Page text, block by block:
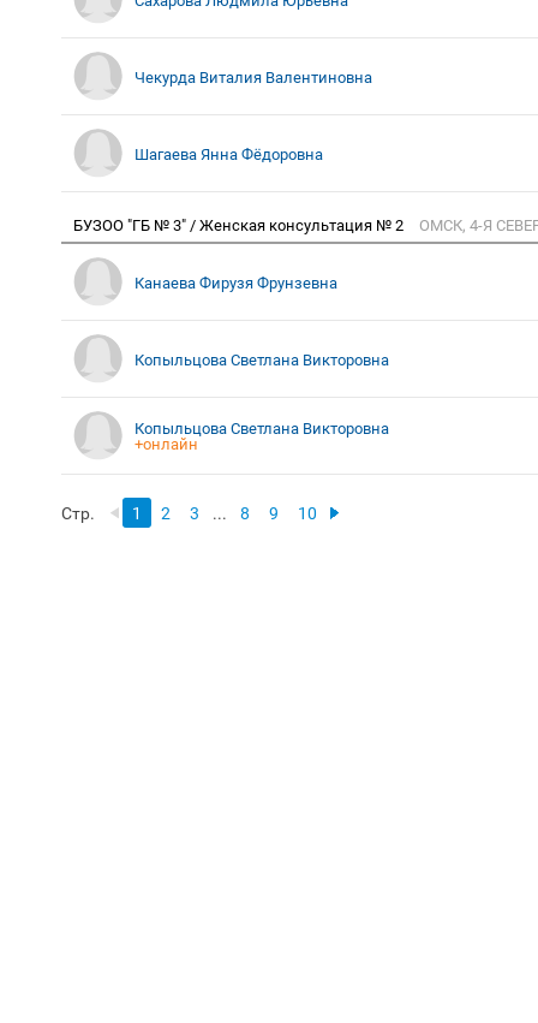
Чекурда Виталия Валентиновна
Шагаева Янна Фёдоровна
БУЗОО "ГБ № 3" / Женская консультация № 2 ОМСК, 4-Я
Канаева Фирузя Фрунзевна
Копыльцова Светлана Викторовна
Копыльцова Светлана Викторовна
+онлайн
Стр. 1 2 3 ... 8 9 10